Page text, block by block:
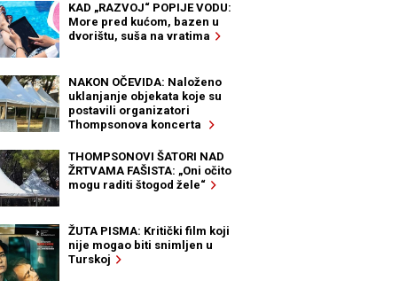
KAD „RAZVOJ“ POPIJE VODU:
More pred kućom, bazen u
dvorištu, suša na vratima
NAKON OČEVIDA: Naloženo
uklanjanje objekata koje su
postavili organizatori
Thompsonova koncerta
THOMPSONOVI ŠATORI NAD
ŽRTVAMA FAŠISTA: „Oni očito
mogu raditi štogod žele“
ŽUTA PISMA: Kritički film koji
nije mogao biti snimljen u
Turskoj